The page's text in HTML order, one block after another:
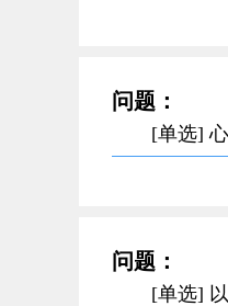
问题：
[单选]
问题：
[单选]